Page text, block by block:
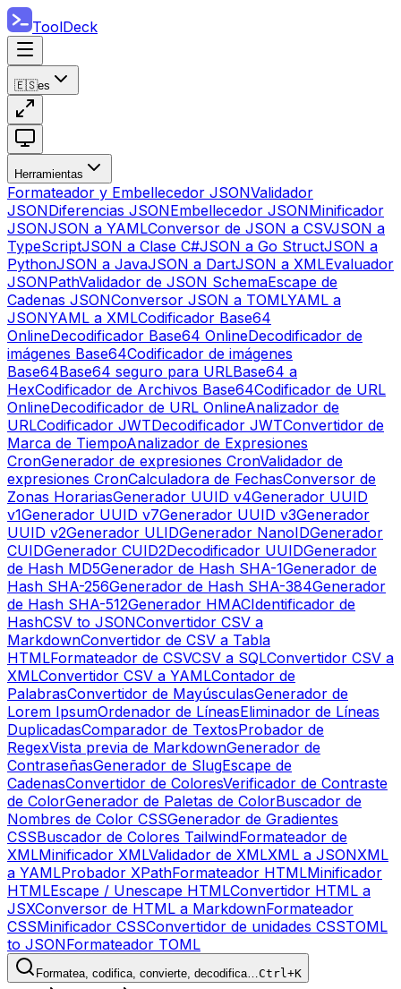
ToolDeck
🇪🇸es
Herramientas
Formateador y Embellecedor JSONValidador
JSONDiferencias JSONEmbellecedor JSONMinificador
JSONJSON a YAMLConversor de JSON a CSVJSON a
TypeScriptJSON a Clase C#JSON a Go StructJSON a
PythonJSON a JavaJSON a DartJSON a XMLEvaluador
JSONPathValidador de JSON SchemaEscape de
Cadenas JSONConversor JSON a TOMLYAML a
JSONYAML a XMLCodificador Base64
OnlineDecodificador Base64 OnlineDecodificador de
imágenes Base64Codificador de imágenes
Base64Base64 seguro para URLBase64 a
HexCodificador de Archivos Base64Codificador de URL
OnlineDecodificador de URL OnlineAnalizador de
URLCodificador JWTDecodificador JWTConvertidor de
Marca de TiempoAnalizador de Expresiones
CronGenerador de expresiones CronValidador de
expresiones CronCalculadora de FechasConversor de
Zonas HorariasGenerador UUID v4Generador UUID
v1Generador UUID v7Generador UUID v3Generador
UUID v2Generador ULIDGenerador NanoIDGenerador
CUIDGenerador CUID2Decodificador UUIDGenerador
de Hash MD5Generador de Hash SHA-1Generador de
Hash SHA-256Generador de Hash SHA-384Generador
de Hash SHA-512Generador HMACIdentificador de
HashCSV to JSONConvertidor CSV a
MarkdownConvertidor de CSV a Tabla
HTMLFormateador de CSVCSV a SQLConvertidor CSV a
XMLConvertidor CSV a YAMLContador de
PalabrasConvertidor de MayúsculasGenerador de
Lorem IpsumOrdenador de LíneasEliminador de Líneas
DuplicadasComparador de TextosProbador de
RegexVista previa de MarkdownGenerador de
ContraseñasGenerador de SlugEscape de
CadenasConvertidor de ColoresVerificador de Contraste
de ColorGenerador de Paletas de ColorBuscador de
Nombres de Color CSSGenerador de Gradientes
CSSBuscador de Colores TailwindFormateador de
XMLMinificador XMLValidador de XMLXML a JSONXML
a YAMLProbador XPathFormateador HTMLMinificador
HTMLEscape / Unescape HTMLConvertidor HTML a
JSXConversor de HTML a MarkdownFormateador
CSSMinificador CSSConvertidor de unidades CSSTOML
to JSONFormateador TOML
Formatea, codifica, convierte, decodifica…Ctrl+K